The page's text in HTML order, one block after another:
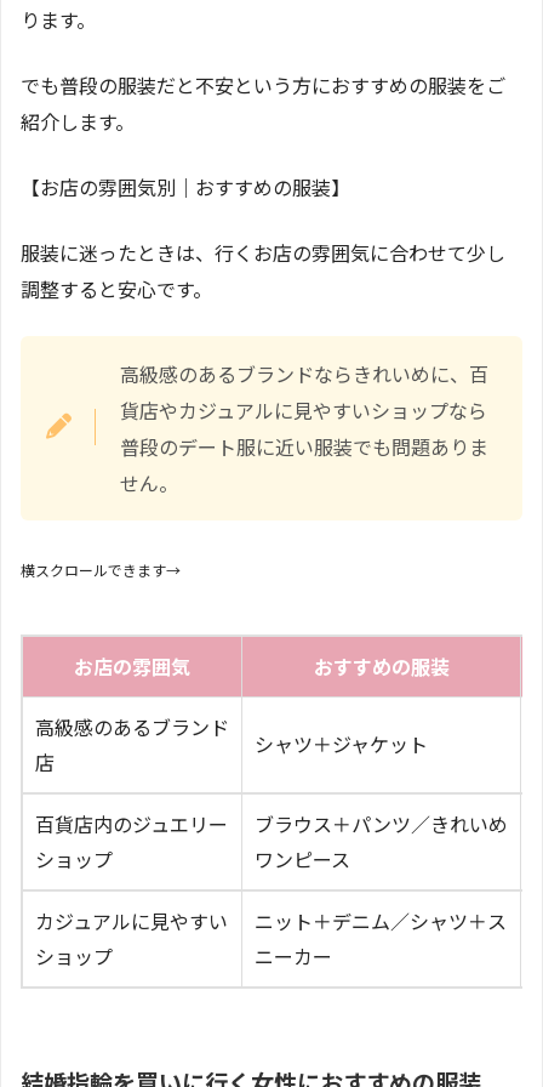
ります。
でも普段の服装だと不安という方におすすめの服装をご
紹介します。
【お店の雰囲気別｜おすすめの服装】
服装に迷ったときは、行くお店の雰囲気に合わせて少し
調整すると安心です。
高級感のあるブランドならきれいめに、百
貨店やカジュアルに見やすいショップなら
普段のデート服に近い服装でも問題ありま
せん。
横スクロールできます→
お店の雰囲気 おすすめの服装
高級感のあるブランド
店
シャツ＋ジャケット
百貨店内のジュエリー
ショップ
ブラウス＋パンツ／きれいめ
ワンピース
カジュアルに見やすい
ショップ
ニット＋デニム／シャツ＋ス
ニーカー